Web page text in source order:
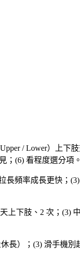
/ Lower）上下
；(6) 看程度選分項。
頻率成長更快；
下肢、2 次；(3)
長）；(3) 滑手機